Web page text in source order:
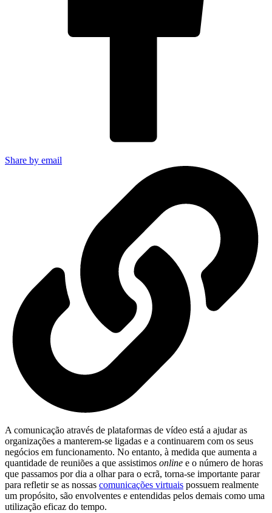
Share by email
A comunicação através de plataformas de vídeo está a ajudar as
organizações a manterem-se ligadas e a continuarem com os seus
negócios em funcionamento. No entanto, à medida que aumenta a
quantidade de reuniões a que assistimos online e o número de horas
que passamos por dia a olhar para o ecrã, torna-se importante parar
para refletir se as nossas comunicações virtuais possuem realmente
um propósito, são envolventes e entendidas pelos demais como uma
utilização eficaz do tempo.